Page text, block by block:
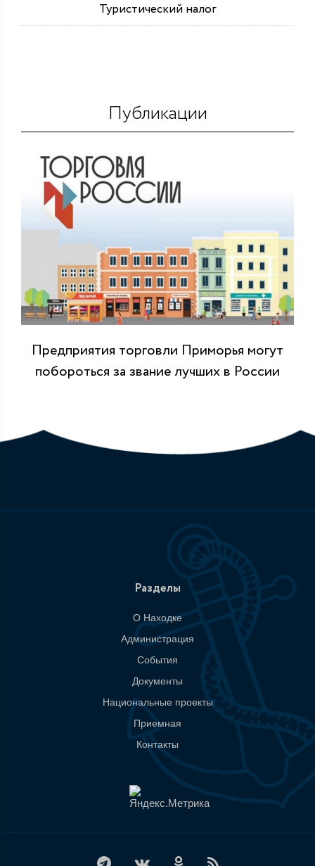
Туристический налог
Публикации
Предприятия торговли Приморья могут
побороться за звание лучших в России
Разделы
О Находке
Администрация
События
Документы
Национальные проекты
Приемная
Контакты